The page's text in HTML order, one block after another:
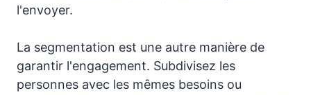
l'envoyer.
La segmentation est une autre manière de
garantir l'engagement. Subdivisez les
personnes avec les mêmes besoins ou